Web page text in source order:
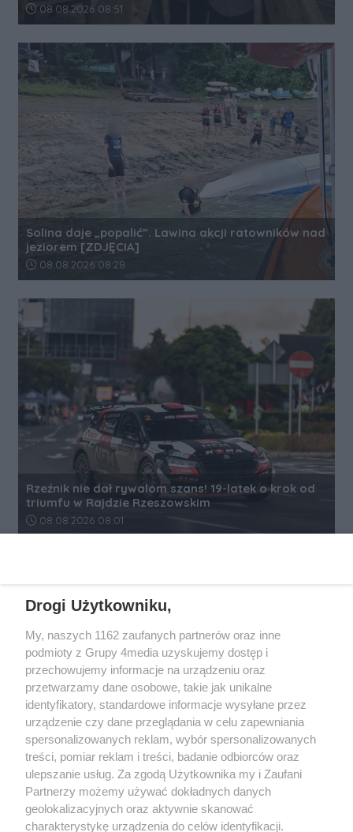
Data dodania artykułu:
08.08.2026 08:51
Solina daje „popalić”. Lawina akcji ratowników nad
jeziorem [ZDJĘCIA]
Data dodania artykułu:
08.08.2026 08:28
Rzeźnik nie dał rywalom szans! 19-latek o krok od
triumfu w Rajdzie Rzeszowskim
Data dodania artykułu:
08.08.2026 08:01
Wydawcąrzeszow-info.pljest:
FUNDACJA MEDIÓW NIEZALEŻNYCH LIBERTAS
ul. Kopernika 10, 35-002 Rzeszów
e-mail:redakcja@rzeszow-info.pl
Drogi Użytkowniku,
My, naszych 1162 zaufanych partnerów oraz inne
podmioty z Grupy 4media uzyskujemy dostęp i
przechowujemy informacje na urządzeniu oraz
przetwarzamy dane osobowe, takie jak unikalne
identyfikatory, standardowe informacje wysyłane przez
urządzenie czy dane przeglądania w celu zapewniania
spersonalizowanych reklam, wybór spersonalizowanych
treści, pomiar reklam i treści, badanie odbiorców oraz
ulepszanie usług. Za zgodą Użytkownika my i Zaufani
Partnerzy możemy używać dokładnych danych
geolokalizacyjnych oraz aktywnie skanować
charakterystykę urządzenia do celów identyfikacji.